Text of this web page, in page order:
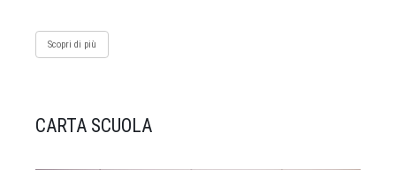
Scopri di più
CARTA SCUOLA